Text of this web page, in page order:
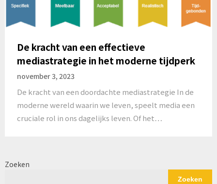
De kracht van een effectieve
mediastrategie in het moderne tijdperk
november 3, 2023
De kracht van een doordachte mediastrategie In de
moderne wereld waarin we leven, speelt media een
cruciale rol in ons dagelijks leven. Of het…
Zoeken
Zoeken